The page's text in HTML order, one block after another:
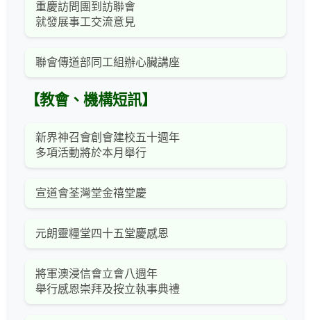
重慶訪問團到訪聯會
就發展事工交流意見
聯會傳道部同工組辦心臟講座
【教會、機構短訊】
新界神召會創會建校五十週年
多項活動將於本月舉行
宣道會荃灣堂金禧堂慶
元朗靈糧堂四十五堂慶感恩
將軍澳浸信會立會八週年
舉行感恩崇拜及按立執事典禮